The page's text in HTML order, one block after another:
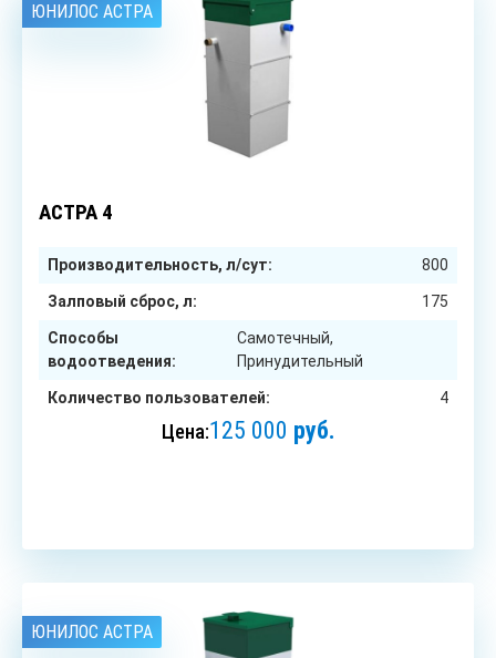
ЮНИЛОС АСТРА
АСТРА 4
Производительность, л/сут: 800
Залповый сброс, л: 175
Способы
водоотведения:
Самотечный,
Принудительный
Количество пользователей: 4
Цена:125 000 руб.
ЮНИЛОС АСТРА